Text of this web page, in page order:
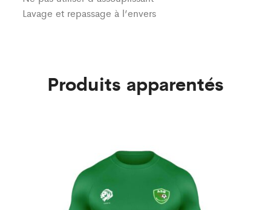
Lavage et repassage à l’envers
Produits apparentés